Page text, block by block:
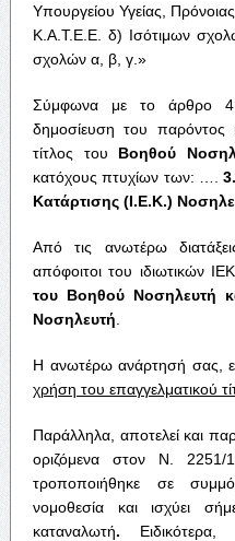
Υπουργείου Υγείας,
Κ.Α.Τ.Ε.Ε. δ) Ισότιμων
σχολών α, β, γ.»
Σύμφωνα με το άρθρο
δημοσίευση του παρόντος
τίτλος του Βοηθού
κατόχους πτυχίων των: ….
Κατάρτισης (I.Ε.Κ.)
Από τις ανωτέρω
απόφοιτοι του ιδιωτικών
του Βοηθού Νοσηλευτή
Νοσηλευτή
Η ανωτέρω ανάρτησή σας,
χρήση του επαγγελματικού
Παράλληλα, αποτελεί και
οριζόμενα στον Ν.
τροποποιήθηκε σε
νομοθεσία και ισχύει
καταναλωτή.